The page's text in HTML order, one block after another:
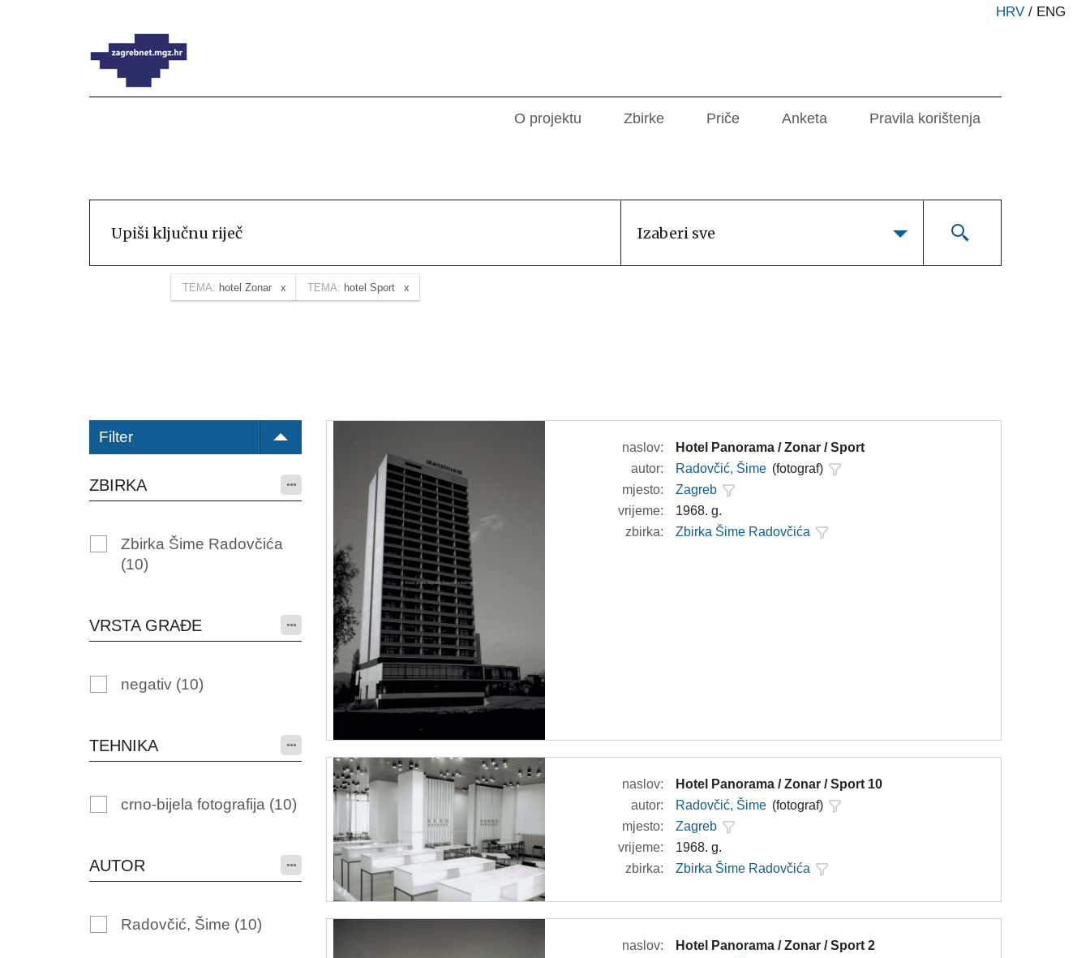
HRV / ENG
O projektu Zbirke Priče Anketa Pravila korištenja
Izaberi sve
TEMA: hotel Zonar TEMA: hotel Sport
Filter
ZBIRKA
Zbirka Šime Radovčića
(10)
VRSTA GRAĐE
negativ (10)
TEHNIKA
crno-bijela fotografija (10)
AUTOR
Radovčić, Šime (10)
naslov:
Hotel Panorama / Zonar / Sport
autor:
Radovčić, Šime (fotograf)
mjesto:
Zagreb
vrijeme:
1968. g.
zbirka:
Zbirka Šime Radovčića
naslov:
Hotel Panorama / Zonar / Sport 10
autor:
Radovčić, Šime (fotograf)
mjesto:
Zagreb
vrijeme:
1968. g.
zbirka:
Zbirka Šime Radovčića
naslov:
Hotel Panorama / Zonar / Sport 2